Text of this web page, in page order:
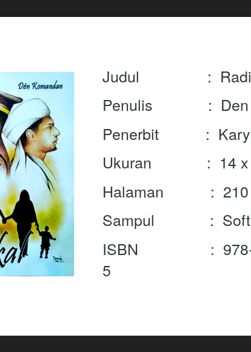
Judul                :
Penulis             :
Penerbit           :
Ukuran             :  14
Halaman           :
Sampul             :
ISBN                 :
5